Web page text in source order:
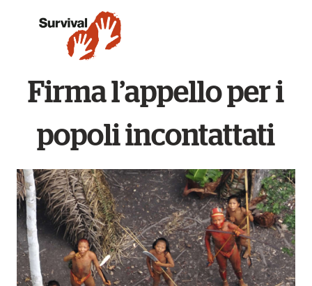
Firma l’appello per i
popoli incontattati